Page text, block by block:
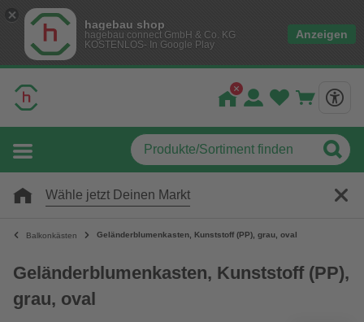
hagebau shop
hagebau connect GmbH & Co. KG
KOSTENLOS- In Google Play
Anzeigen
Wähle jetzt Deinen Markt
Balkonkästen Geländerblumenkasten, Kunststoff (PP), grau, oval
Geländerblumenkasten, Kunststoff (PP),
grau, oval